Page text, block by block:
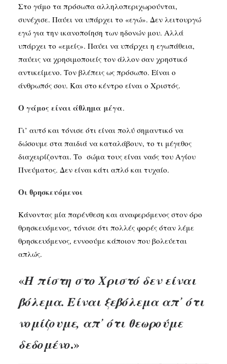
Στο γάμο τα πρόσωπα αλληλοπεριχωρούνται,
συνέχισε. Παύει να υπάρχει το «εγώ». Δεν λειτουργώ
εγώ για την ικανοποίηση των ηδονών μου. Αλλά
υπάρχει το «εμείς». Παύει να υπάρχει η εγωπάθεια,
παύεις να χρησιμοποιείς τον άλλον σαν χρηστικό
αντικείμενο. Τον βλέπεις ως πρόσωπο. Είναι ο
άνθρωπός σου. Και στο κέντρο είναι ο Χριστός.
Ο γάμος είναι άθλημα μέγα.
Γι’ αυτό και τόνισε ότι είναι πολύ σημαντικό να
δώσουμε στα παιδιά να καταλάβουν, το τι μέγεθος
διαχειρίζονται. Το σώμα τους είναι ναός του Αγίου
Πνεύματος. Δεν είναι κάτι απλό και τυχαίο.
Οι θρησκευόμενοι
Κάνοντας μία παρένθεση και αναφερόμενος στον όρο
θρησκευόμενος, τόνισε ότι πολλές φορές όταν λέμε
θρησκευόμενος, εννοούμε κάποιον που βολεύεται
απλώς.
«Η πίστη στο Χριστό δεν είναι
βόλεμα. Είναι ξεβόλεμα απ᾽ ότι
νομίζουμε, απ᾽ ότι θεωρούμε
δεδομένο.»